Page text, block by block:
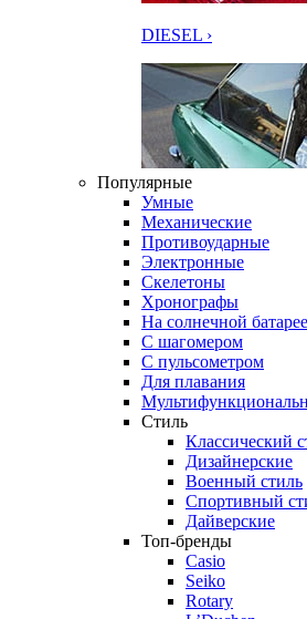
DIESEL ›
Популярные
Умные
Механические
Противоударные
Электронные
Скелетоны
Хронографы
На солнечной батарее
С шагомером
С пульсометром
Для плавания
Стиль
Классический
Дизайнерские
Военный стиль
Спортивный
Дайверские
Топ-бренды
Casio
Seiko
Rotary